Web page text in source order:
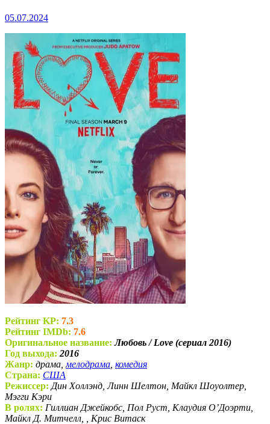
05.07.2024
Рейтинг KP: 7.3
Рейтинг IMDb: 7.6
Оригинальное название: Любовь / Love (сериал 2016)
Год выхода: 2016
Жанр: драма, мелодрама комедия
Страна: США
Режиссер: Дин Холлэнд, Линн Шелтон, Майкл Шоуолтер,
Мэгги Кэри
В ролях: Гиллиан Джейкобс, Пол Руст, Клаудия О’Доэрти,
Майкл Д. Митчелл, , Крис Витаск